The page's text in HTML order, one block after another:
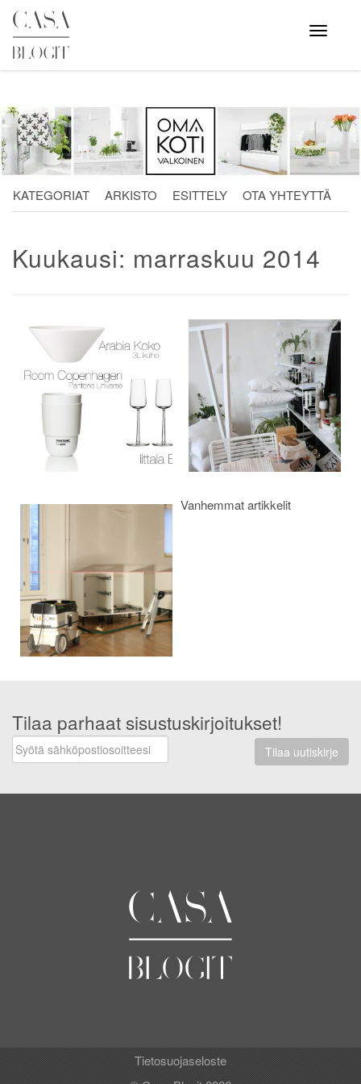
Skip
content
Avaa
valikko
KATEGORIAT ARKISTO ESITTELY OTA YHTEYTTÄ
Kuukausi: marraskuu 2014
Artikkelien
selaus
Vanhemmat artikkelit
Tilaa parhaat sisustuskirjoitukset!
Tilaa uutiskirje
Tietosuojaseloste